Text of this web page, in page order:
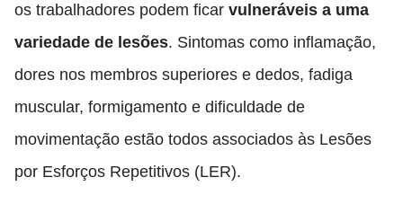
os trabalhadores podem ficar vulneráveis a uma
variedade de lesões. Sintomas como inflamação,
dores nos membros superiores e dedos, fadiga
muscular, formigamento e dificuldade de
movimentação estão todos associados às Lesões
por Esforços Repetitivos (LER).